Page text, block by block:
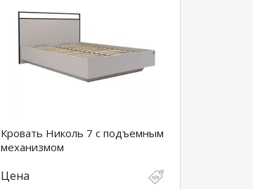
Кровать Николь 7 с подъемным
механизмом
Цена